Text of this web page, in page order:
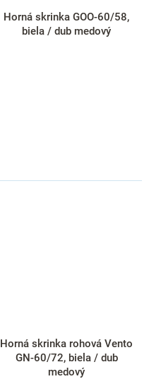
Horná skrinka GOO-60/58,
biela / dub medový
Horná skrinka rohová Vento
GN-60/72, biela / dub
medový